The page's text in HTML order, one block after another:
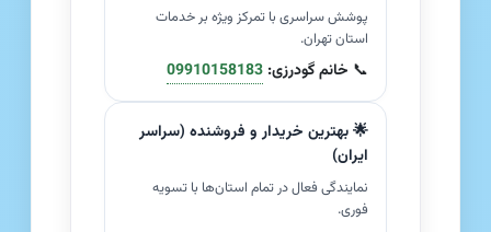
پوشش سراسری با تمرکز ویژه بر خدمات
استان تهران.
📞 خانم گودرزی: 09910158183
🌟 بهترین خریدار و فروشنده (سراسر
ایران)
نمایندگی فعال در تمام استان‌ها با تسویه
فوری.